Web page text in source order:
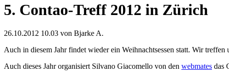
5. Contao-Treff 2012 in Zürich
26.10.2012 10.03 von Bjarke A.
Auch in diesem Jahr findet wieder ein Weihnachtsessen statt. Wir
Auch dieses Jahr organisiert Silvano Giacomello von den webmates das